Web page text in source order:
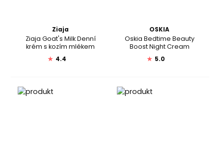
Ziaja
Ziaja Goat's Milk Denní
krém s kozím mlékem
★ 4.4
OSKIA
Oskia Bedtime Beauty
Boost Night Cream
★ 5.0